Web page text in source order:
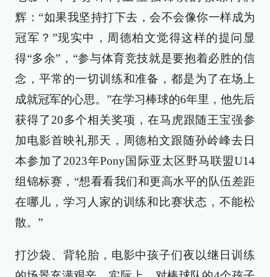
辉：“如果我坚持打下去，会不会像你一样成为
冠军？”现实中，周德柏文觉得这样的提问显
得“多余”，“参与体育竞技就是要抱着必胜的信
念，平常的一切训练和准备，都是为了在场上
成就冠军的心思。”在学习棒球的6年里，他先后
获得了20多个相关奖项，在马虎跟随王宝强参
加电影首映礼那天，周德柏文跟随孙岭峰去日
本参加了2023年Pony国际亚太区野马联盟U14
组锦标赛，“想看看我们和更高水平的队伍差距
在哪儿，学习人家的训练和比赛状态，不能松
散。”
打沙袋、背轮胎，电影中孩子们夜以继日训练